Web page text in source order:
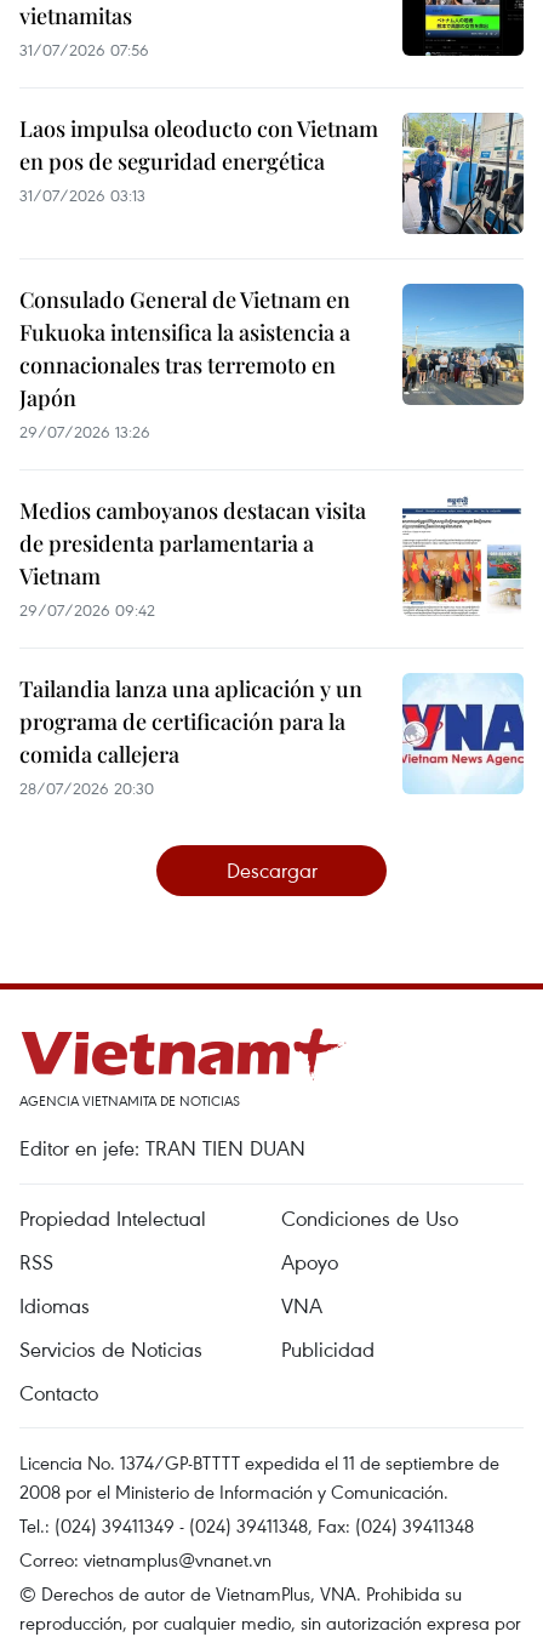
vietnamitas
31/07/2026 07:56
Laos impulsa oleoducto con Vietnam
en pos de seguridad energética
31/07/2026 03:13
Consulado General de Vietnam en
Fukuoka intensifica la asistencia a
connacionales tras terremoto en
Japón
29/07/2026 13:26
Medios camboyanos destacan visita
de presidenta parlamentaria a
Vietnam
29/07/2026 09:42
Tailandia lanza una aplicación y un
programa de certificación para la
comida callejera
28/07/2026 20:30
Descargar
AGENCIA VIETNAMITA DE NOTICIAS
Editor en jefe: TRAN TIEN DUAN
Propiedad Intelectual
Condiciones de Uso
RSS
Apoyo
Idiomas
VNA
Servicios de Noticias
Publicidad
Contacto
Licencia No. 1374/GP-BTTTT expedida el 11 de septiembre de
2008 por el Ministerio de Información y Comunicación.
Tel.: (024) 39411349 - (024) 39411348, Fax: (024) 39411348
Correo: vietnamplus@vnanet.vn
© Derechos de autor de VietnamPlus, VNA. Prohibida su
reproducción, por cualquier medio, sin autorización expresa por